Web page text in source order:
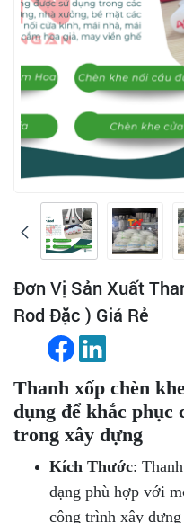
Đơn Vị Sản Xuất
Rod Đặc ) Giá Rẻ
Thanh xốp chèn
dụng để khắc phục
trong xây dựng
Kích Thước:
dạng phù hợp với
công trình xây